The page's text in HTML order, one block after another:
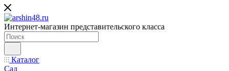
Интернет-магазин представительского класса
Каталог
Сад